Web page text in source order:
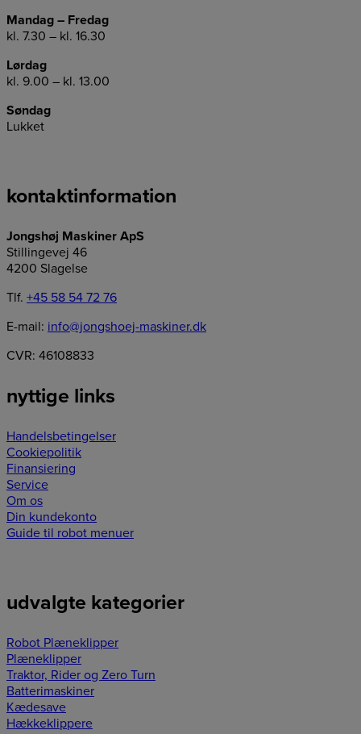
Mandag – Fredag
kl. 7.30 – kl. 16.30
Lørdag
kl. 9.00 – kl. 13.00
Søndag
Lukket
kontaktinformation
Jongshøj Maskiner ApS
Stillingevej 46
4200 Slagelse
Tlf. +45 58 54 72 76
E-mail: info@jongshoej-maskiner.dk
CVR: 46108833
nyttige links
Handelsbetingelser
Cookiepolitik
Finansiering
Service
Om os
Din kundekonto
Guide til robot menuer
udvalgte kategorier
Robot Plæneklipper
Plæneklipper
Traktor, Rider og Zero Turn
Batterimaskiner
Kædesave
Hækkeklippere